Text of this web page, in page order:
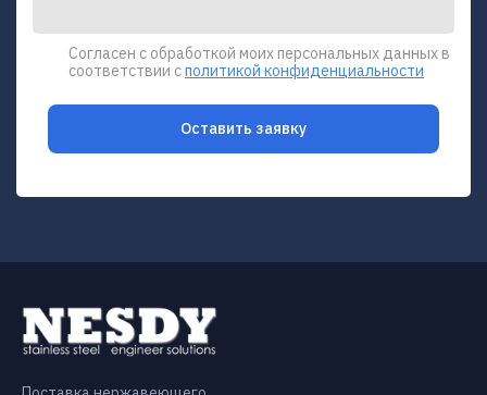
Согласен с обработкой моих персональных данных в
соответствии сполитикой конфиденциальности
Оставить заявку